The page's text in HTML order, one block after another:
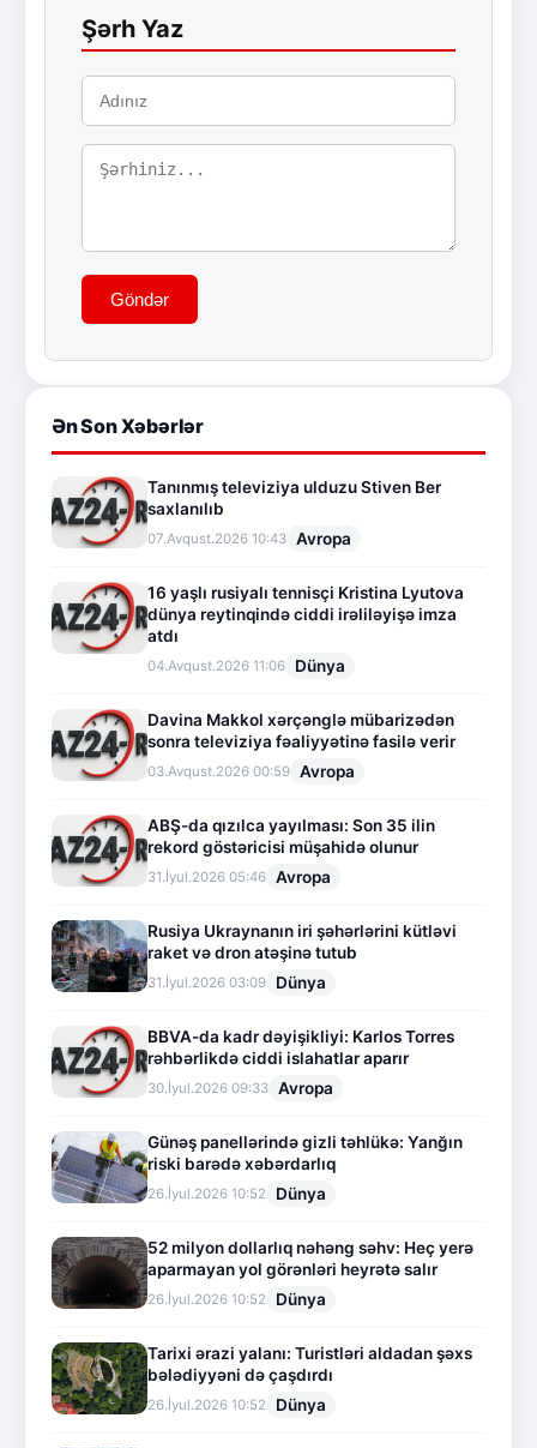
Şərh Yaz
Göndər
Ən Son Xəbərlər
Tanınmış televiziya ulduzu Stiven Ber
saxlanılıb
07.Avqust.2026 10:43 Avropa
16 yaşlı rusiyalı tennisçi Kristina Lyutova
dünya reytinqində ciddi irəliləyişə imza
atdı
04.Avqust.2026 11:06 Dünya
Davina Makkol xərçənglə mübarizədən
sonra televiziya fəaliyyətinə fasilə verir
03.Avqust.2026 00:59 Avropa
ABŞ-da qızılca yayılması: Son 35 ilin
rekord göstəricisi müşahidə olunur
31.İyul.2026 05:46 Avropa
Rusiya Ukraynanın iri şəhərlərini kütləvi
raket və dron atəşinə tutub
31.İyul.2026 03:09 Dünya
BBVA-da kadr dəyişikliyi: Karlos Torres
rəhbərlikdə ciddi islahatlar aparır
30.İyul.2026 09:33 Avropa
Günəş panellərində gizli təhlükə: Yanğın
riski barədə xəbərdarlıq
26.İyul.2026 10:52 Dünya
52 milyon dollarlıq nəhəng səhv: Heç yerə
aparmayan yol görənləri heyrətə salır
26.İyul.2026 10:52 Dünya
Tarixi ərazi yalanı: Turistləri aldadan şəxs
bələdiyyəni də çaşdırdı
26.İyul.2026 10:52 Dünya